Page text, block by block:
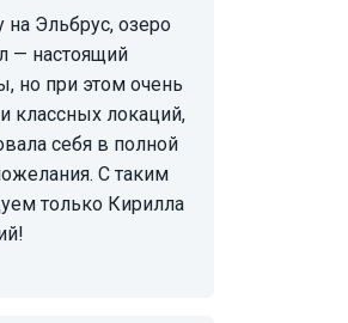
— настоящий
но при этом очень
классных локаций,
себя в полной
С таким
только Кирилла